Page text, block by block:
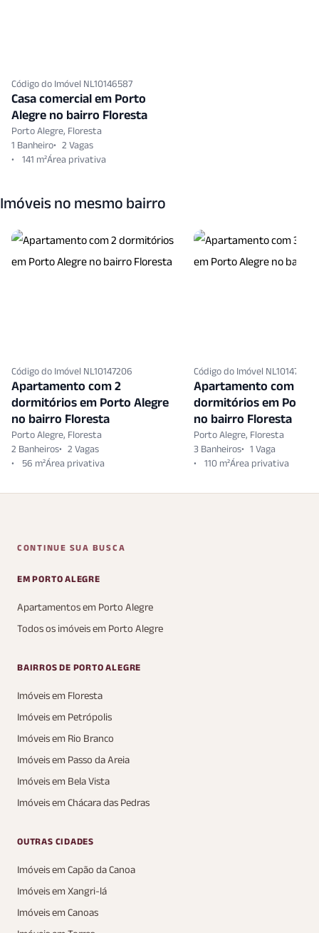
Código do Imóvel NL10146587
Casa comercial em Porto
Alegre no bairro Floresta
Porto Alegre, Floresta
1 Banheiro
2 Vagas
141 m²
Imóveis no mesmo bairro
Código do Imóvel NL10147206
Apartamento com 2
dormitórios em Porto Alegre
no bairro Floresta
Porto Alegre, Floresta
2 Banheiros
2 Vagas
56 m²
Código do Imóvel NL10147587
Apartamento com 3
dormitórios em Porto
no bairro Floresta
Porto Alegre, Floresta
3 Banheiros
1 Vaga
110 m²
CONTINUE SUA BUSCA
EM PORTO ALEGRE
Apartamentos em Porto Alegre
Todos os imóveis em Porto Alegre
BAIRROS DE PORTO ALEGRE
Imóveis em Floresta
Imóveis em Petrópolis
Imóveis em Rio Branco
Imóveis em Passo da Areia
Imóveis em Bela Vista
Imóveis em Chácara das Pedras
OUTRAS CIDADES
Imóveis em Capão da Canoa
Imóveis em Xangri-lá
Imóveis em Canoas